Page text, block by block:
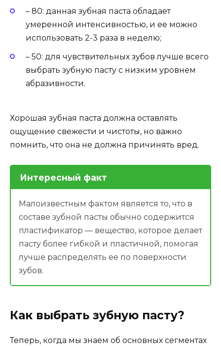
– 80: данная зубная паста обладает
умеренной интенсивностью, и ее можно
использовать 2-3 раза в неделю;
– 50: для чувствительных зубов лучше всего
выбрать зубную пасту с низким уровнем
абразивности.
Хорошая зубная паста должна оставлять
ощущение свежести и чистоты, но важно
помнить, что она не должна причинять вред.
Интересный факт
Малоизвестным фактом является то, что в
составе зубной пасты обычно содержится
пластификатор — вещество, которое делает
пасту более гибкой и пластичной, помогая
лучше распределять ее по поверхности
зубов.
Как выбрать зубную пасту?
Теперь, когда мы знаем об основных сегментах